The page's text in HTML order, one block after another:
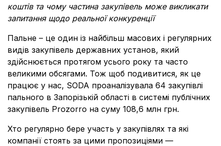
коштів та чому частина закупівель може викликати
запитання щодо реальної конкуренції
Пальне – це один із найбільш масових і регулярних
видів закупівель державних установ, який
здійснюється протягом усього року та часто
великими обсягами. Тож щоб подивитися, як це
працює у нас, SODA проаналізувала 64 закупівлі
пального в Запорізькій області в системі публічних
закупівель Prozorro на суму 108,6 млн грн.
Хто регулярно бере участь у закупівлях та які
компанії стоять за цими пропозиціями —